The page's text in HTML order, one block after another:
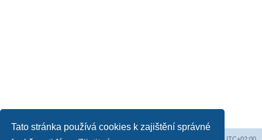
Tato stránka používá cookies k zajištění správné